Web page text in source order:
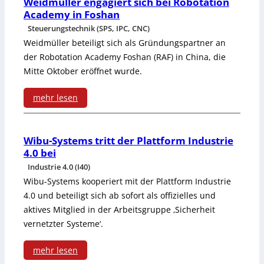
o
n
t
S
e
u
i
t
i
W
e
c
h
s
e
i
m
A
u
s
i
m
m
t
V
l
a
n
t
S
Academy in Foshan
Steuerungstechnik (SPS, IPC, CNC)
Weidmüller beteiligt sich als Gründungspartner an
der Robotation Academy Foshan (RAF) in China, die
Mitte Oktober eröffnet wurde.
mehr lesen
:
W
e
i
d
m
ü
Wibu-Systems tritt der Plattform Industrie
4.0 bei
Industrie 4.0 (I40)
Wibu-Systems kooperiert mit der Plattform Industrie
4.0 und beteiligt sich ab sofort als offizielles und
aktives Mitglied in der Arbeitsgruppe ‚Sicherheit
vernetzter Systeme‘.
mehr lesen